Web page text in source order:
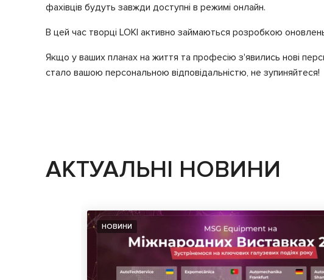
фахівців будуть завжди доступні в режимі онлайн.
В цей час творці LOKI активно займаються розробкою
Якщо у ваших планах на життя та професію з'явились нові
стало вашою персональною відповідальністю, не зупиняйтеся!
АКТУАЛЬНІ НОВИНИ
НОВИНИ